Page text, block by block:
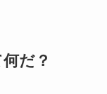
だ？